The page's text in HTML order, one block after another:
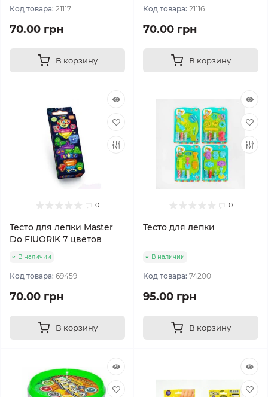
Код товара: 21117
70.00 грн
В корзину
Код товара: 21116
70.00 грн
В корзину
0
Тесто для лепки Master
Do FIUORIK 7 цветов
В наличии
Код товара: 69459
70.00 грн
В корзину
0
Тесто для лепки
В наличии
Код товара: 74200
95.00 грн
В корзину